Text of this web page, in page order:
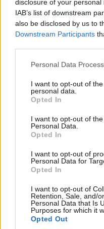
disclosure of your
IAB’s list of downstream
also be disclosed by us to
Downstream Participants
Please note that this
not limited to your visit or
grant or deny consent to
use your data for below
consent section.
Personal Data
I want to opt-out of
personal data.
Opted In
I want to opt-out of
Personal Data.
Opted In
I want to opt-out of
Personal Data for
Opted In
I want to opt-out of
Retention, Sale, and/
Personal Data that Is
Purposes for which it
Opted Out
ΟΙΚΟΝΟΜΙΑ08·08·2026 13:03
τηλεφώνημα από την
εκκρεμότητες